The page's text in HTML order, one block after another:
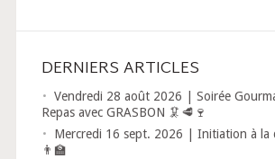
DERNIERS ARTICLES
Vendredi 28 août 2026 | Soirée
Repas avec GRASBON 🦑🥩🍷
Mercredi 16 sept. 2026 | Initiation à la
👨‍🏫